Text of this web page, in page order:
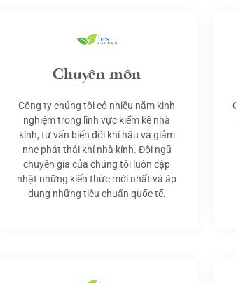
Chuyên môn
Công ty chúng tôi có nhiều năm kinh
nghiệm trong lĩnh vực kiểm kê nhà
kính, tư vấn biến đổi khí hậu và giảm
nhẹ phát thải khí nhà kính. Đội ngũ
chuyên gia của chúng tôi luôn cập
nhật những kiến thức mới nhất và áp
dụng những tiêu chuẩn quốc tế.